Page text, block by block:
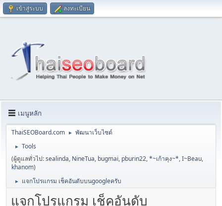
เข้าสู่ระบบ ลงทะเบียน
เมนูหลัก
ThaiSEOBoard.com ► พัฒนาเว็บไซต์
►
Tools
(ผู้ดูแลทั่วไป:sealinda, NineTua, bugmai, pburin22,*~เก้าคุง~*,I~Beau,
khanom)
► แจกโปรแกรม เช็คอันดับบนgoogleครับ
แจกโปรแกรม เช็คอันดับ